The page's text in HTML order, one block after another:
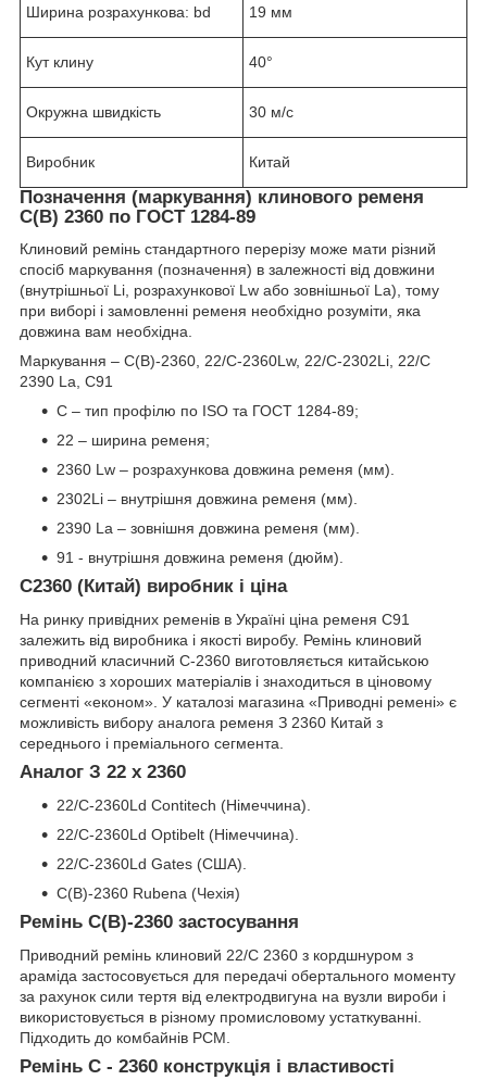
Ширина розрахункова: bd 19 мм
Кут клину 40°
Окружна швидкість 30 м/с
Виробник Китай
Позначення (маркування) клинового ременя
С(В) 2360 по ГОСТ 1284-89
Клиновий ремінь стандартного перерізу може мати різний
спосіб маркування (позначення) в залежності від довжини
(внутрішньої Li, розрахункової Lw або зовнішньої La), тому
при виборі і замовленні ременя необхідно розуміти, яка
довжина вам необхідна.
Маркування – С(В)-2360, 22/C-2360Lw, 22/C-2302Li, 22/C
2390 La, C91
C – тип профілю по ISO та ГОСТ 1284-89;
22 – ширина ременя;
2360 Lw – розрахункова довжина ременя (мм).
2302Li – внутрішня довжина ременя (мм).
2390 La – зовнішня довжина ременя (мм).
91 - внутрішня довжина ременя (дюйм).
С2360 (Китай) виробник і ціна
На ринку привідних ременів в Україні ціна ременя C91
залежить від виробника і якості виробу. Ремінь клиновий
приводний класичний C-2360 виготовляється китайською
компанією з хороших матеріалів і знаходиться в ціновому
сегменті «економ». У каталозі магазина «Приводні ремені» є
можливість вибору аналога ременя З 2360 Китай з
середнього і преміального сегмента.
Аналог З 22 x 2360
22/C-2360Ld Contitech (Німеччина).
22/C-2360Ld Optibelt (Німеччина).
22/C-2360Ld Gates (США).
С(В)-2360 Rubena (Чехія)
Ремінь C(B)-2360 застосування
Приводний ремінь клиновий 22/C 2360 з кордшнуром з
араміда застосовується для передачі обертального моменту
за рахунок сили тертя від електродвигуна на вузли вироби і
використовується в різному промисловому устаткуванні.
Підходить до комбайнів РСМ.
Ремінь C - 2360 конструкція і властивості